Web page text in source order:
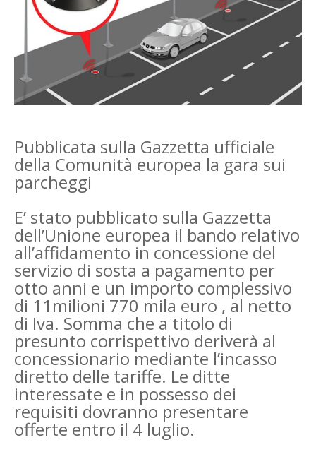
Pubblicata sulla Gazzetta ufficiale
della Comunità europea la gara sui
parcheggi
E’ stato pubblicato sulla Gazzetta
dell’Unione europea il bando relativo
all’affidamento in concessione del
servizio di sosta a pagamento per
otto anni e un importo complessivo
di 11milioni 770 mila euro , al netto
di Iva. Somma che a titolo di
presunto corrispettivo deriverà al
concessionario mediante l’incasso
diretto delle tariffe. Le ditte
interessate e in possesso dei
requisiti dovranno presentare
offerte entro il 4 luglio.